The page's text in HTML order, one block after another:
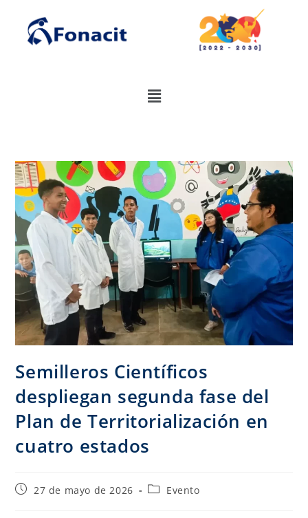
Semilleros Científicos
despliegan segunda fase del
Plan de Territorialización en
cuatro estados
27 de mayo de 2026 Evento